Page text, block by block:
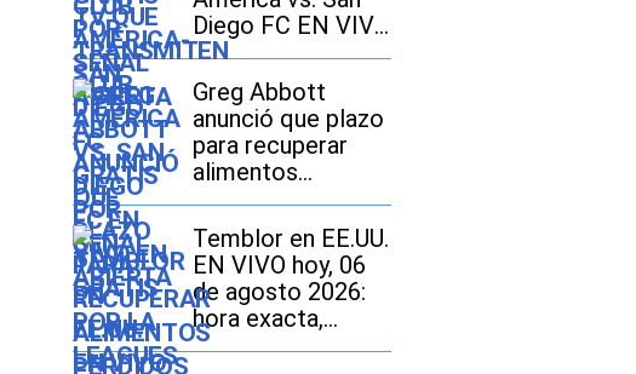
Diego FC EN VIVO
EN GRATIS por la
Leagues Cup 2026
Greg Abbott
anunció que plazo
para recuperar
alimentos
perdidos por
inundaciones en
Texas vencerá el
12 de agosto:
cómo realizar el
trámite si soy
beneficiario de
Temblor en EE.UU.
EN VIVO hoy, 06
de agosto 2026:
hora exacta,
magnitud y dónde